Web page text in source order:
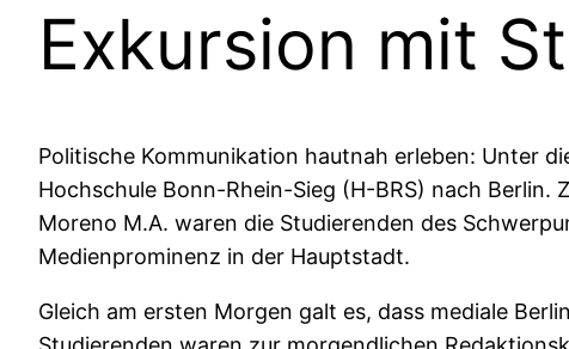
Exkursion mit
Politische Kommunikation hautnah erleben: Unter
Hochschule Bonn-Rhein-Sieg (H-BRS) nach
Moreno M.A. waren die Studierenden des
Medienprominenz in der Hauptstadt.
Gleich am ersten Morgen galt es, dass mediale